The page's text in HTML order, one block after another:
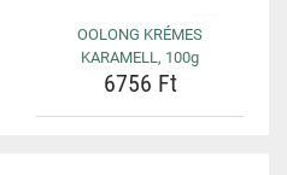
OOLONG KRÉMES
KARAMELL, 100g
6756 Ft